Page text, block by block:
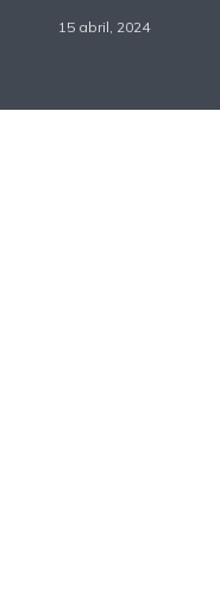
15 abril, 2024